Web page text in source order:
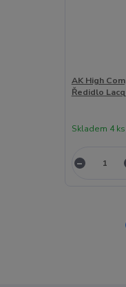
AK High
Ředidlo
Skladem 4 ks